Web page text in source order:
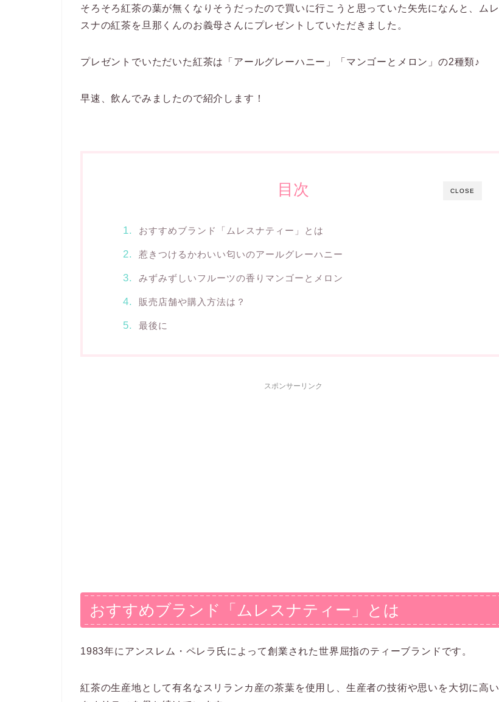
そろそろ紅茶の葉が無くなりそうだったので買いに行こうと思っていた矢先になんと、ムレ
スナの紅茶を旦那くんのお義母さんにプレゼントしていただきました。
プレゼントでいただいた紅茶は「アールグレーハニー」「マンゴーとメロン」の2種類♪
早速、飲んでみましたので紹介します！
CLOSE
目次
おすすめブランド「ムレスナティー」とは
惹きつけるかわいい匂いのアールグレーハニー
みずみずしいフルーツの香りマンゴーとメロン
販売店舗や購入方法は？
最後に
スポンサーリンク
おすすめブランド「ムレスナティー」とは
1983年にアンスレム・ペレラ氏によって創業された世界屈指のティーブランドです。
紅茶の生産地として有名なスリランカ産の茶葉を使用し、生産者の技術や思いを大切に高い